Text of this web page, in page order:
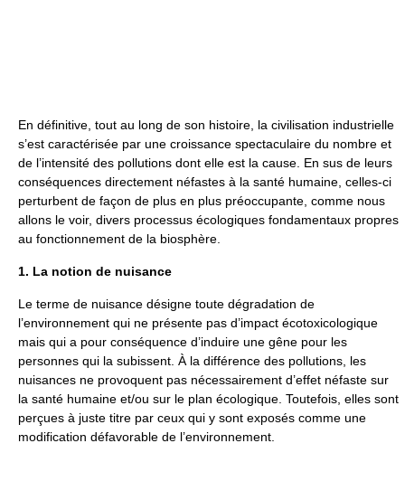
En définitive, tout au long de son histoire, la civilisation industrielle
s’est caractérisée par une croissance spectaculaire du nombre et
de l’intensité des pollutions dont elle est la cause. En sus de leurs
conséquences directement néfastes à la santé humaine, celles-ci
perturbent de façon de plus en plus préoccupante, comme nous
allons le voir, divers processus écologiques fondamentaux propres
au fonctionnement de la biosphère.
1. La notion de nuisance
Le terme de nuisance désigne toute dégradation de
l’environnement qui ne présente pas d’impact écotoxicologique
mais qui a pour conséquence d’induire une gêne pour les
personnes qui la subissent. À la différence des pollutions, les
nuisances ne provoquent pas nécessairement d’effet néfaste sur
la santé humaine et/ou sur le plan écologique. Toutefois, elles sont
perçues à juste titre par ceux qui y sont exposés comme une
modification défavorable de l’environnement.